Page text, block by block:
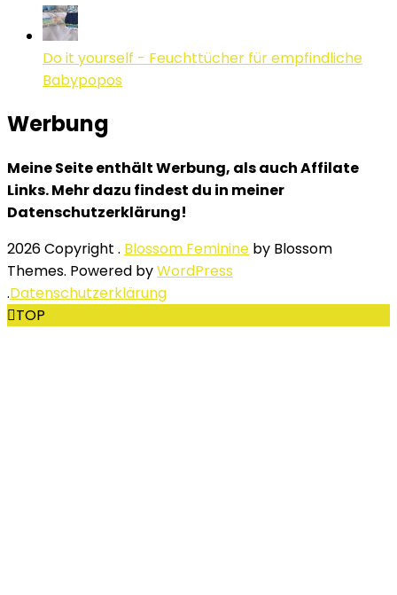
Do it yourself - Feuchttücher für empfindliche
Babypopos
Werbung
Meine Seite enthält Werbung, als auch Affilate
Links. Mehr dazu findest du in meiner
Datenschutzerklärung!
2026 Copyright . Blossom Feminine by Blossom
Themes. Powered byWordPress
.Datenschutzerklärung
TOP